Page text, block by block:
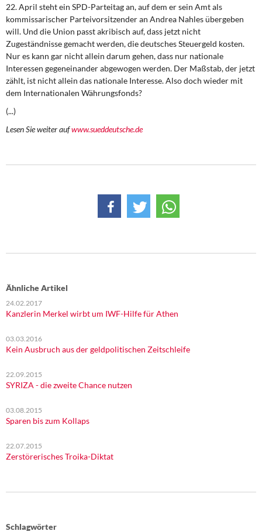
DIE LINKE
Weitere Themen
Memo-Gruppe
Institut Solidarische Moderne
Rosa-Luxemburg-Stiftung
22. April steht ein SPD-Parteitag an, auf dem er sein Amt als
kommissarischer Parteivorsitzender an Andrea Nahles übergeben
will. Und die Union passt akribisch auf, dass jetzt nicht
Zugeständnisse gemacht werden, die deutsches Steuergeld kosten.
Nur es kann gar nicht allein darum gehen, dass nur nationale
Interessen gegeneinander abgewogen werden. Der Maßstab, der jetzt
zählt, ist nicht allein das nationale Interesse. Also doch wieder mit
dem Internationalen Währungsfonds?
(...)
Lesen Sie weiter aufwww.sueddeutsche.de
Ähnliche Artikel
24.02.2017
Kanzlerin Merkel wirbt um IWF-Hilfe für Athen
03.03.2016
Kein Ausbruch aus der geldpolitischen Zeitschleife
22.09.2015
SYRIZA - die zweite Chance nutzen
03.08.2015
Sparen bis zum Kollaps
22.07.2015
Zerstörerisches Troika-Diktat
Schlagwörter